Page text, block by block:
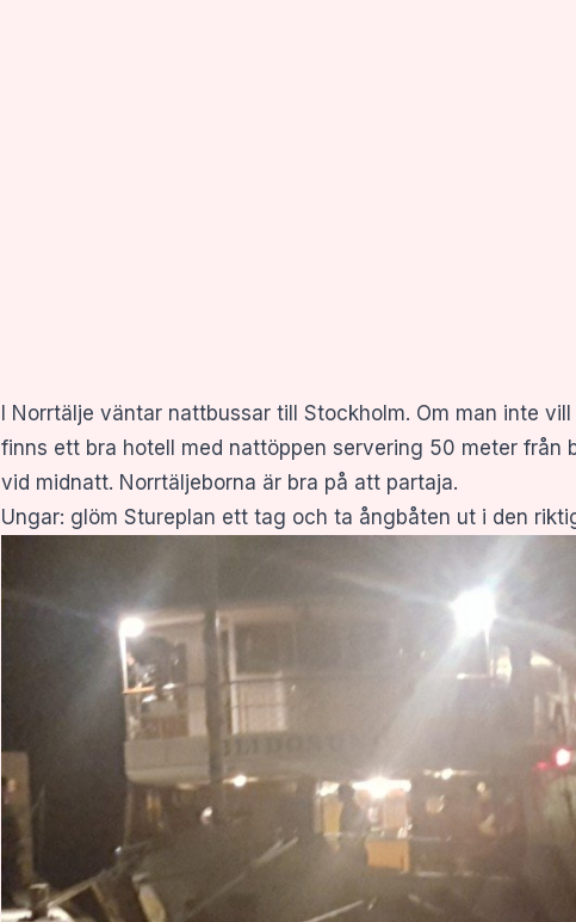
I Norrtälje väntar nattbussar till Stockholm. Om man inte
finns ett bra hotell med nattöppen servering 50 meter från
vid midnatt. Norrtäljeborna är bra på att partaja.
Ungar: glöm Stureplan ett tag och ta ångbåten ut i den